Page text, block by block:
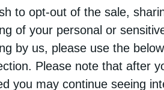
to opt-out of the sale,
of your personal or
by us, please use the
Please note that after
you may continue seeing
ζώντας με άσκηση,
ιερού σκηνώματος του
σημαντικό για τη